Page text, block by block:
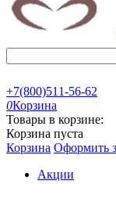
+7(800)511-56-62
0Корзина
Товары в корзине:
Корзина пуста
Корзина Оформить
Акции